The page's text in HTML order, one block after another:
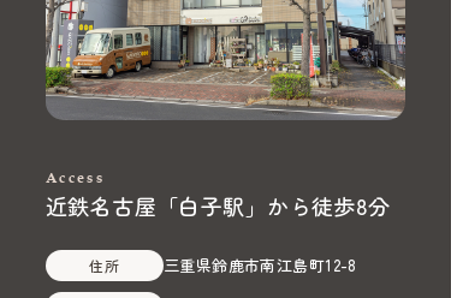
Access
近鉄名古屋「白子駅」から徒歩8分
住所 三重県鈴鹿市南江島町12-8